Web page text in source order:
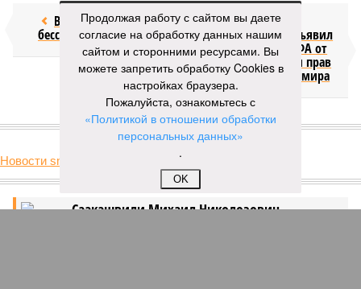
Возраст
бессмертия
Инфантино
отступил и объявил
об отказе ФИФА от
продажи доли прав
на чемпионат мира
КОММЕНТАРИИ 1
Новости smi2.ru
Мы могли бы жить сотни лет, но этого никогда не
будет
Продолжая работу с сайтом вы даете
согласие на обработку данных нашим
сайтом и сторонними ресурсами. Вы
можете запретить обработку Cookies в
настройках браузера.
Пожалуйста, ознакомьтесь с
«Политикой в отношении обработки
персональных данных»
.
OK